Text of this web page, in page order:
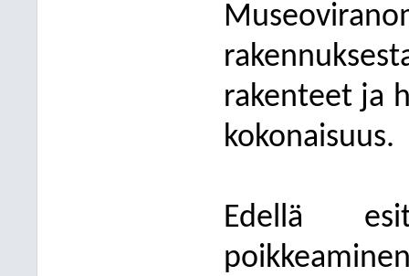
rakenteet ja
kokonaisuus.
Edellä